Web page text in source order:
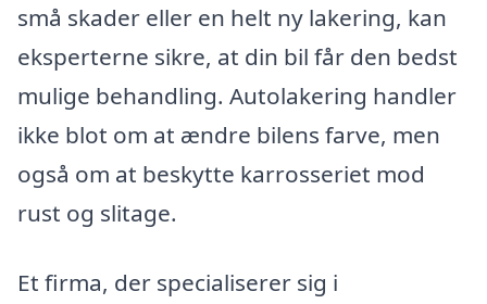
små skader eller en helt ny lakering, kan
eksperterne sikre, at din bil får den bedst
mulige behandling. Autolakering handler
ikke blot om at ændre bilens farve, men
også om at beskytte karrosseriet mod
rust og slitage.
Et firma, der specialiserer sig i